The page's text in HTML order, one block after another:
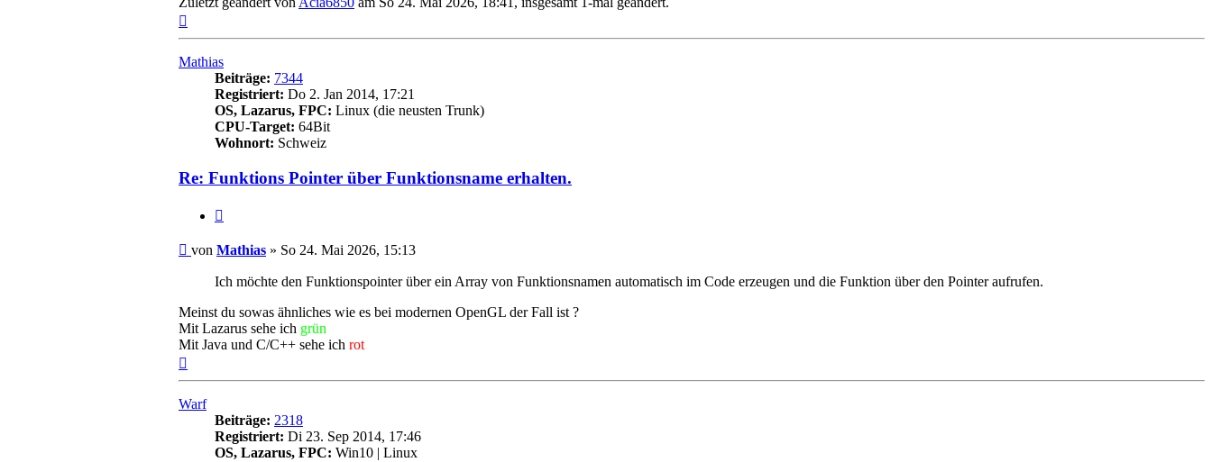
Mathias
Beiträge: 7344
Registriert: Do 2. Jan 2014, 17:21
OS, Lazarus, FPC: Linux (die neusten Trunk)
CPU-Target: 64Bit
Wohnort: Schweiz
Re: Funktions Pointer über Funktionsname erhalten.
Beitrag
von Mathias » So 24. Mai 2026, 15:13
Ich möchte den Funktionspointer über ein Array von Funktionsnamen automatisch im Code erzeugen und die Funktion über den Pointer aufrufen.
Meinst du sowas ähnliches wie es bei modernen OpenGL der Fall ist ?
Mit Lazarus sehe ich grün
Mit Java und C/C++ sehe ich rot
Warf
Beiträge: 2318
Registriert: Di 23. Sep 2014, 17:46
OS, Lazarus, FPC: Win10 | Linux